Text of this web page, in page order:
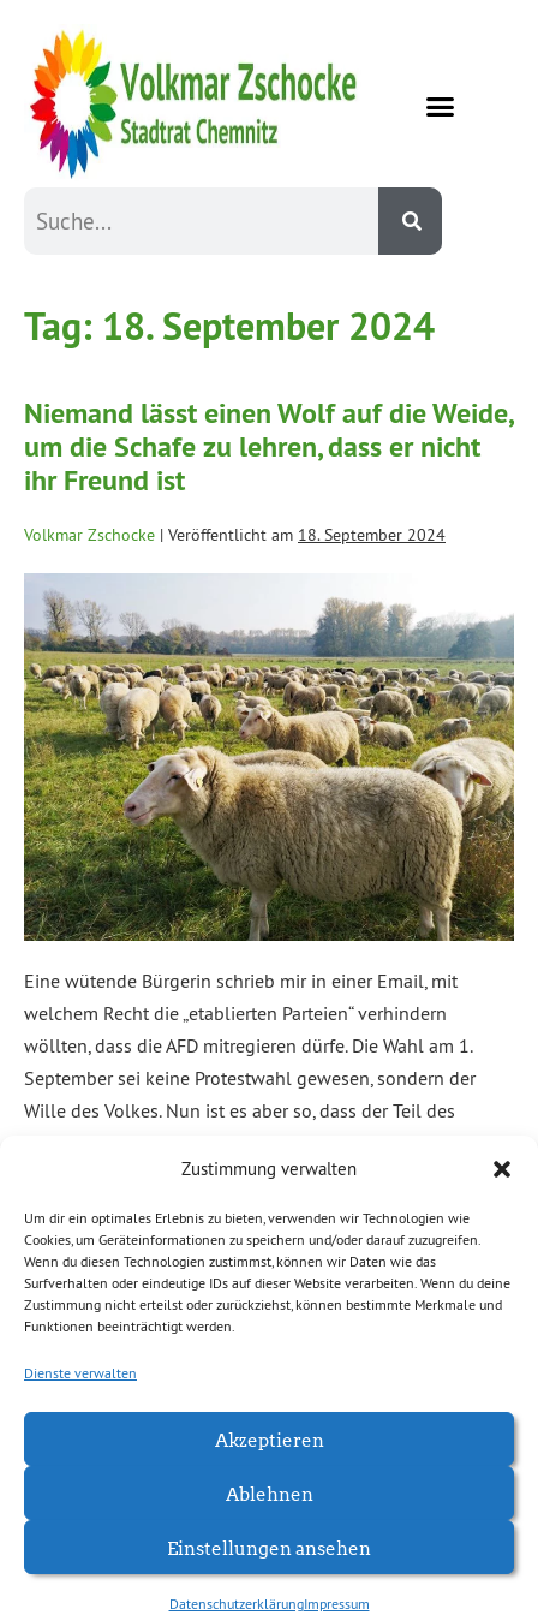
Zustimmung verwalten
Um dir ein optimales Erlebnis zu bieten, verwenden wir Technologien wie
Cookies, um Geräteinformationen zu speichern und/oder darauf zuzugreifen.
Wenn du diesen Technologien zustimmst, können wir Daten wie das
Surfverhalten oder eindeutige IDs auf dieser Website verarbeiten. Wenn du deine
Zustimmung nicht erteilst oder zurückziehst, können bestimmte Merkmale und
Funktionen beeinträchtigt werden.
Dienste verwalten
Akzeptieren
Ablehnen
Einstellungen ansehen
DatenschutzerklärungImpressum
Tag: 18. September 2024
Niemand lässt einen Wolf auf die Weide,
um die Schafe zu lehren, dass er nicht
ihr Freund ist
Volkmar Zschocke | Veröffentlicht am 18. September 2024
Eine wütende Bürgerin schrieb mir in einer Email, mit
welchem Recht die „etablierten Parteien“ verhindern
wöllten, dass die AFD mitregieren dürfe. Die Wahl am 1.
September sei keine Protestwahl gewesen, sondern der
Wille des Volkes. Nun ist es aber so, dass der Teil des
unter AfD-Politik […]
Weiterlesen
Abgelegt unter: Allgemein,Demokratie, Freiheit,Soziales,
Migration